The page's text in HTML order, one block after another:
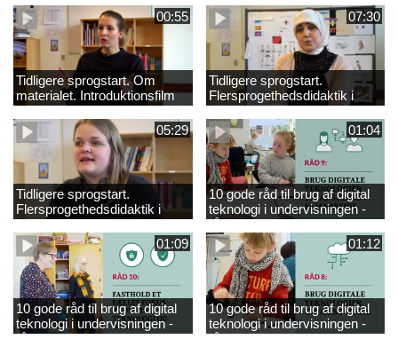
00:55
Tidligere sprogstart. Om
materialet. Introduktionsfilm
07:30
Tidligere sprogstart.
Flersprogethedsdidaktik i
fransk og tysk
05:29
Tidligere sprogstart.
Flersprogethedsdidaktik i
engelsk
01:04
10 gode råd til brug af digital
teknologi i undervisningen -
råd 9
01:09
10 gode råd til brug af digital
teknologi i undervisningen -
råd 10
01:12
10 gode råd til brug af digital
teknologi i undervisningen -
råd 8